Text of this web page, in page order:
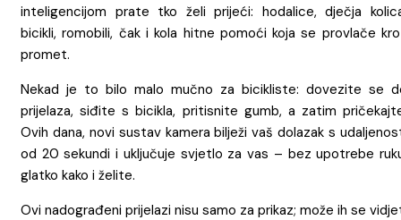
inteligencijom prate tko želi prijeći: hodalice, dječja
bicikli, romobili, čak i kola hitne pomoći koja se provlače
promet.
Nekad je to bilo malo mučno za bicikliste: dovezite se
prijelaza, siđite s bicikla, pritisnite gumb, a zatim
Ovih dana, novi sustav kamera bilježi vaš dolazak s
od 20 sekundi i uključuje svjetlo za vas – bez upotrebe
glatko kako i želite.
Ovi nadograđeni prijelazi nisu samo za prikaz; može ih se